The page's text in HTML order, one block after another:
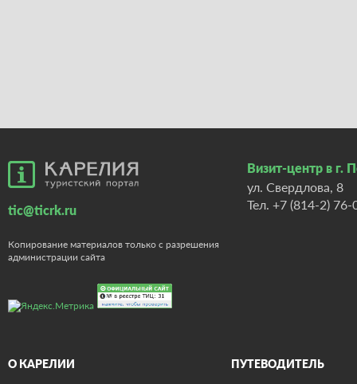
tic@ticrk.ru
Копирование материалов только с разрешения
администрации сайта
Визит-центр в г.
ул. Свердлова, 8
Тел. +7 (814-2) 76-
О КАРЕЛИИ ПУТЕВОДИТЕЛЬ